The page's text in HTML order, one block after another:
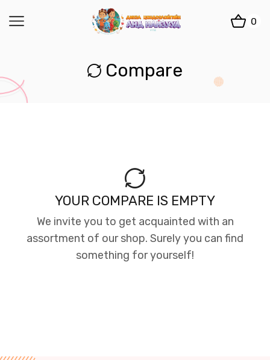
0
Compare
YOUR COMPARE IS EMPTY
We invite you to get acquainted with an
assortment of our shop. Surely you can find
something for yourself!